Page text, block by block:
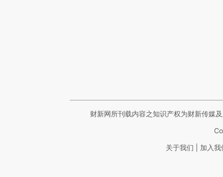
财新网所刊载内容之知识产权为财新传媒
关于我们 加入我